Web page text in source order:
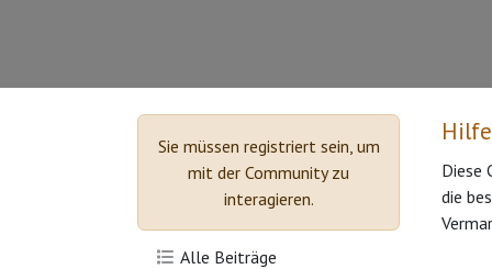
Sie müssen registriert sein, um
mit der Community zu
interagieren.
Alle Beiträge
Hilfe
Diese
die